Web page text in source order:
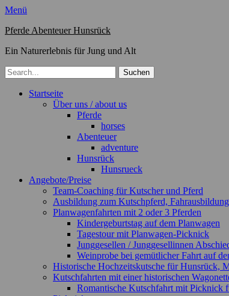
Menü
Pferde Abenteuer Hunsrück
Ein Naturerlebnis für Jung und Alt
Suchen
nach:
Primäres
Zum
Startseite
Über uns / about us
Pferde
horses
Abenteuer
adventure
Hunsrück
Hunsrueck
Angebote/Preise
Team-Coaching für Kutscher und Pferd
Ausbildung zum Kutschpferd,
Planwagenfahrten mit 2 oder 3 Pferden
Kindergeburtstag auf dem Planwagen
Tagestour mit Planwagen-Picknick
Junggesellen / Junggesellinnen
Weinprobe bei gemütlicher Fahrt auf
Historische Hochzeitskutsche für Hunsrück,
Kutschfahrten mit einer historischen
Romantische Kutschfahrt mit Picknick